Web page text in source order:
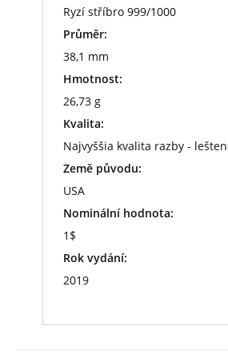
Ryzí stříbro 999/1000
Průměr:
38,1 mm
Hmotnost:
26,73 g
Kvalita:
Najvyššia kvalita razby -
Země původu:
USA
Nominální hodnota:
1$
Rok vydání:
2019